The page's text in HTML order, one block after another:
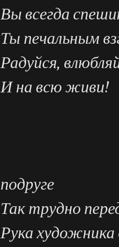
Вы всегда
Ты печальным
Радуйся,
И на всю живи!
подруге
Так трудно
Рука